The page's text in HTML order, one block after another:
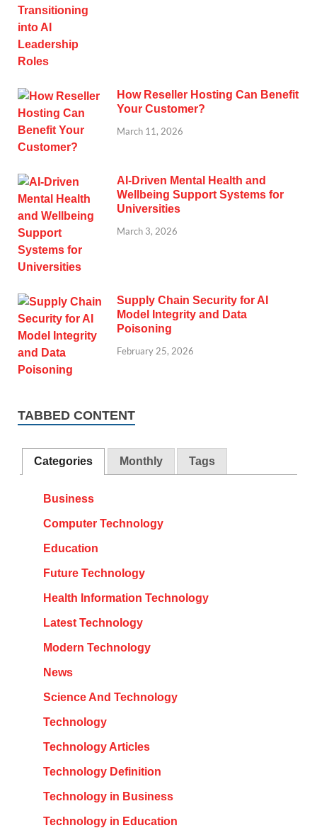
How Reseller Hosting Can Benefit
Your Customer?
March 11, 2026
AI-Driven Mental Health and
Wellbeing Support Systems for
Universities
March 3, 2026
Supply Chain Security for AI
Model Integrity and Data
Poisoning
February 25, 2026
TABBED CONTENT
Categories Monthly Tags
Business
Computer Technology
Education
Future Technology
Health Information Technology
Latest Technology
Modern Technology
News
Science And Technology
Technology
Technology Articles
Technology Definition
Technology in Business
Technology in Education